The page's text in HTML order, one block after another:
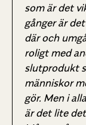
som är det
gånger är
där och
roligt med
slutprodukt
människor
gör. Men i
är det lite